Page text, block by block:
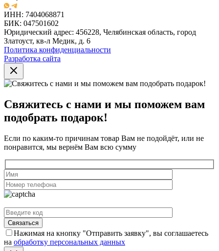
ИНН: 7404068871
БИК: 047501602
Юридический адрес: 456228, Челябинская область, город
Златоуст, кв-л Медик, д. 6
Политика конфиденциальности
Разработка сайта
Свяжитесь с нами и мы поможем вам
подобрать подарок!
Если по каким-то причинам товар Вам не подойдёт, или не
понравится, мы вернём Вам всю сумму
Нажимая на кнопку "Отправить заявку", вы соглашаетесь
на обработку персональных данных